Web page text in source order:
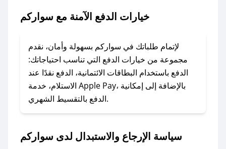
### ماذا أفعل إذا لم يعمل كود الخصم؟
الرسائل الخاصة على تويتر أو البريد الإلكتروني،
وسنقوم بحل المشكلة في أسرع وقت ممكن.
### ماذا أفعل إذا لم أجد كود خصم لمتجري
المفضل؟
في حال عدم توفر كوبونات لمتجرك المفضل، يمكنك
أسرع وقت ممكن.
خيارات الدفع الآمنة مع سواركم
لإتمام طلباتك في سواركم بسهولة وأمان، نقدم
مجموعة من خيارات الدفع التي تناسب احتياجاتك:
الدفع باستخدام البطاقات الائتمانية، الدفع نقدًا عند
الاستلام، خدمة Apple Pay، بالإضافة إلى إمكانية
الدفع بالتقسيط الشهري.
سياسة الإرجاع والاستبدال لدى سواركم